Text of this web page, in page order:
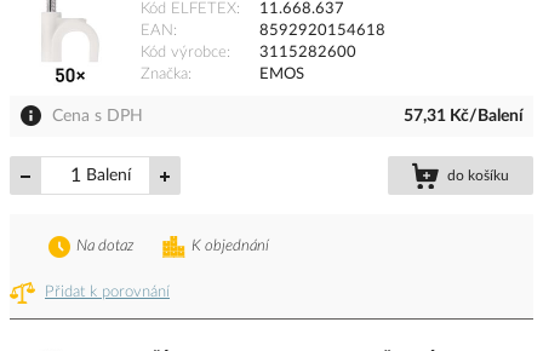
Kód ELFETEX
11.668.637
EAN
8592920154618
Kód výrobce
3115282600
Značka
EMOS
Cena s DPH 57,31 Kč/Balení
Balení do košíku
Přidat k porovnání
K objednání
Na dotaz